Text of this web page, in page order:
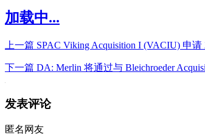
加载中...
上一篇 SPAC Viking Acquisition I (VACIU) 申
下一篇 DA: Merlin 将通过与 Bleichroeder
发表评论
匿名网友